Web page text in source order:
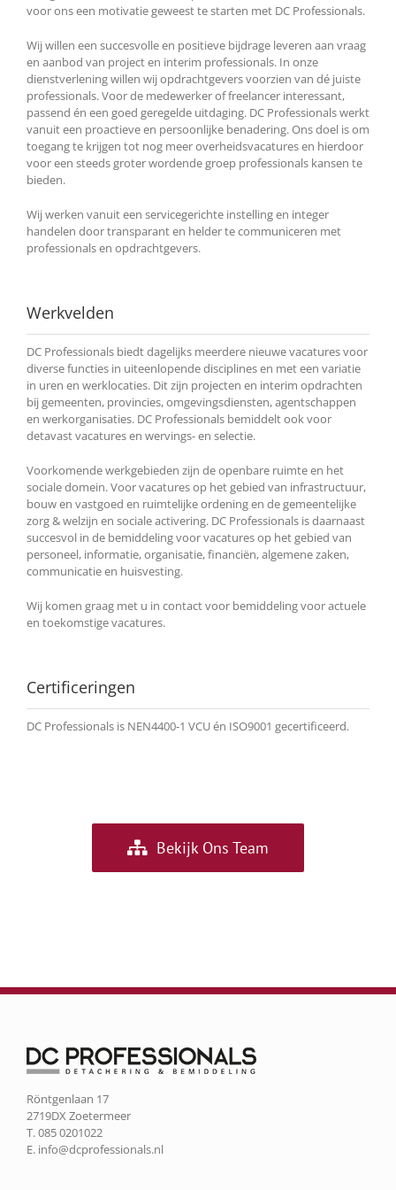
voor ons een motivatie geweest te starten met DC Professionals.
Wij willen een succesvolle en positieve bijdrage leveren aan vraag
en aanbod van project en interim professionals. In onze
dienstverlening willen wij opdrachtgevers voorzien van dé juiste
professionals. Voor de medewerker of freelancer interessant,
passend én een goed geregelde uitdaging. DC Professionals werkt
vanuit een proactieve en persoonlijke benadering. Ons doel is om
toegang te krijgen tot nog meer overheidsvacatures en hierdoor
voor een steeds groter wordende groep professionals kansen te
bieden.
Wij werken vanuit een servicegerichte instelling en integer
handelen door transparant en helder te communiceren met
professionals en opdrachtgevers.
Werkvelden
DC Professionals biedt dagelijks meerdere nieuwe vacatures voor
diverse functies in uiteenlopende disciplines en met een variatie
in uren en werklocaties. Dit zijn projecten en interim opdrachten
bij gemeenten, provincies, omgevingsdiensten, agentschappen
en werkorganisaties. DC Professionals bemiddelt ook voor
detavast vacatures en wervings- en selectie.
Voorkomende werkgebieden zijn de openbare ruimte en het
sociale domein. Voor vacatures op het gebied van infrastructuur,
bouw en vastgoed en ruimtelijke ordening en de gemeentelijke
zorg & welzijn en sociale activering. DC Professionals is daarnaast
succesvol in de bemiddeling voor vacatures op het gebied van
personeel, informatie, organisatie, financiën, algemene zaken,
communicatie en huisvesting.
Wij komen graag met u in contact voor bemiddeling voor actuele
en toekomstige vacatures.
Certificeringen
DC Professionals is NEN4400-1 VCU én ISO9001 gecertificeerd.
Bekijk Ons Team
Röntgenlaan 17
2719DX Zoetermeer
T. 085 0201022
E. info@dcprofessionals.nl